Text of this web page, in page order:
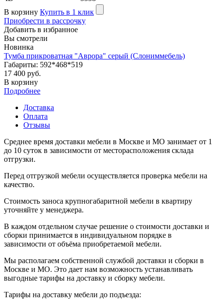
В корзину Купить в 1 клик
Приобрести в рассрочку
Добавить в избранное
Вы смотрели
Новинка
Тумба прикроватная "Аврора" серый (Слониммебель)
Габариты: 592*468*519
17 400 руб.
В корзину
Подробнее
Доставка
Оплата
Отзывы
Среднее время доставки мебели в Москве и МО занимает от 1
до 10 суток в зависимости от месторасположения склада
отгрузки.
Перед отгрузкой мебели осуществляется проверка мебели на
качество.
Стоимость заноса крупногабаритной мебели в квартиру
уточняйте у менеджера.
В каждом отдельном случае решение о стоимости доставки и
сборки принимается в индивидуальном порядке в
зависимости от объёма приобретаемой мебели.
Мы располагаем собственной службой доставки и сборки в
Москве и МО. Это дает нам возможность устанавливать
выгодные тарифы на доставку и сборку мебели.
Тарифы на доставку мебели до подъезда: